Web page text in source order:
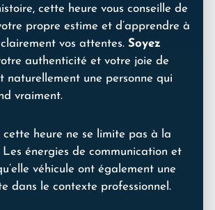
cette heure vous conseille de
propre estime et d’apprendre à
vos attentes. Soyez
authenticité et votre joie de
naturellement une personne qui
vraiment.
cette heure ne se limite pas à la
Les énergies de communication et
véhicule ont également une
dans le contexte professionnel.